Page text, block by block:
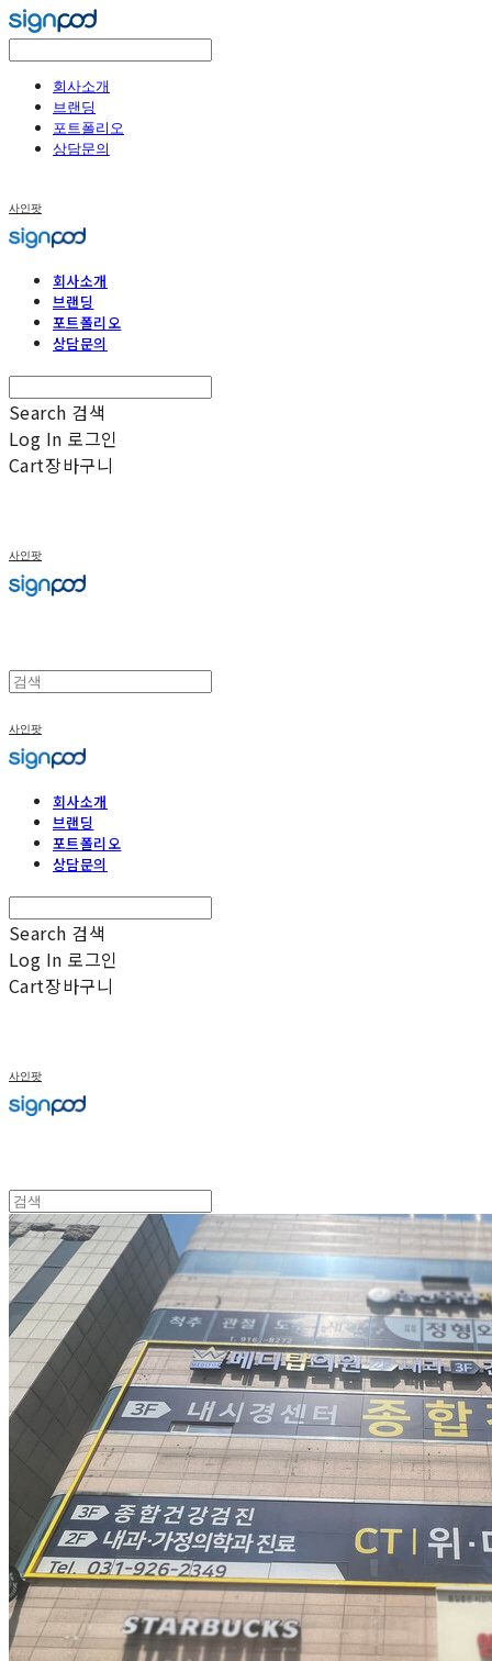
회사소개
브랜딩
포트폴리오
상담문의
사인팟
회사소개
브랜딩
포트폴리오
상담문의
Search 검색
Log In 로그인
Cart장바구니
사인팟
사인팟
회사소개
브랜딩
포트폴리오
상담문의
Search 검색
Log In 로그인
Cart장바구니
사인팟